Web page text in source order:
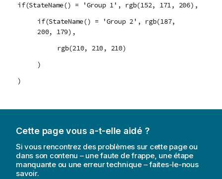
if(StateName() = 'Group 1', rgb(152, 171, 206),
if(StateName() = 'Group 2', rgb(187,
200, 179),
rgb(210, 210, 210)
)
)
Cette page vous a-t-elle aidé ?
Si vous rencontrez des problèmes sur cette page ou
dans son contenu – une faute de frappe, une étape
manquante ou une erreur technique – faites-le-nous
savoir.